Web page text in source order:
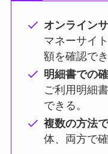
オンライン
マネーサイ
額を確認でき
明細書での
ご利用明細
できる。
複数の方法
体、両方で